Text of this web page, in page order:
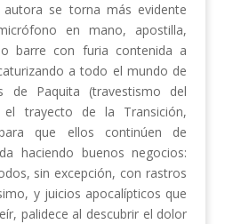
se torna más evidente
en mano, apostilla,
barre con furia contenida a
a todo el mundo de
de Paquita (travestismo del
trayecto de la Transición,
que ellos continúen de
haciendo buenos negocios:
sin excepción, con rastros
y juicios apocalípticos que
palidece al descubrir el dolor